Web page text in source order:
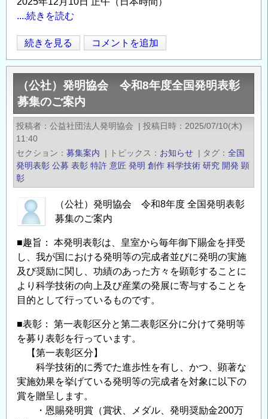
....続きを読む
第
5
回
羽
ば
た
く
女
性
者
賞
（マ
ア・
ス
ク
ォ
ド
フ
カ
＝
続きを見る コメントを追加
（公社）発明協会 令和8年度全国発明表彰
募集のご案内
投稿者 公益社団法人発明協会 | 投稿日時
2025/07/10(木)
11:40
セクション
募集案内 | トピックス お知らせ | タグ
全国
発明表彰 公募 表彰 特許 意匠 発明 創作 科学技術 研究 開発 顕
彰
（公社）発明協会 令和8年度 全国発明表彰
募集のご案内
■趣旨： 本発明表彰は、皇室から毎年御下賜金を拝受
し、我が国における発明等の完成者並びに発明の実施
及び奨励に関し、功績のあった方々を顕彰することに
より科学技術の向上及び産業の発展に寄与することを
目的として行っているものです。
■表彰： 第一表彰区分と第二表彰区分に分けて発明等
を募り表彰を行っています。
【第一表彰区分】
科学技術的に秀でた進歩性を有し、かつ、顕著な
実施効果を挙げている発明等の完成者を対象に以下の
賞を贈呈します。
・恩賜発明賞（賞状、メダル、発明奨励金200万